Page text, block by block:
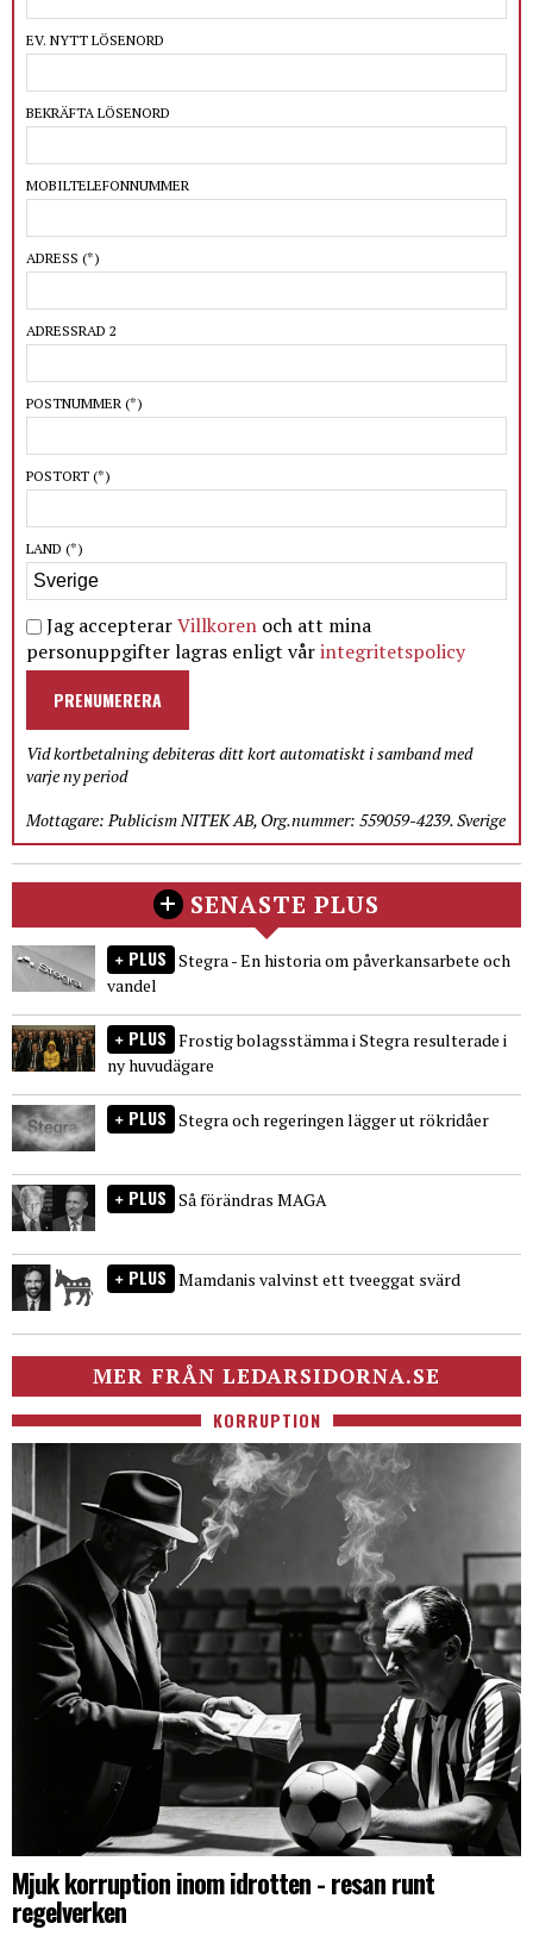
EV. NYTT LÖSENORD
BEKRÄFTA LÖSENORD
MOBILTELEFONNUMMER
ADRESS (*)
ADRESSRAD 2
POSTNUMMER (*)
POSTORT (*)
LAND (*)
Jag accepterarVillkoren och att mina
personuppgifter lagras enligt vårintegritetspolicy
PRENUMERERA
Vid kortbetalning debiteras ditt kort automatiskt i samband med
varje ny period
Mottagare: Publicism NITEK AB, Org.nummer: 559059-4239. Sverige
SENASTE PLUS
PLUS Stegra - En historia om påverkansarbete och
vandel
PLUS Frostig bolagsstämma i Stegra resulterade i
ny huvudägare
PLUS Stegra och regeringen lägger ut rökridåer
PLUS Så förändras MAGA
PLUS Mamdanis valvinst ett tveeggat svärd
MER FRÅN LEDARSIDORNA.SE
KORRUPTION
Mjuk korruption inom idrotten - resan runt
regelverken